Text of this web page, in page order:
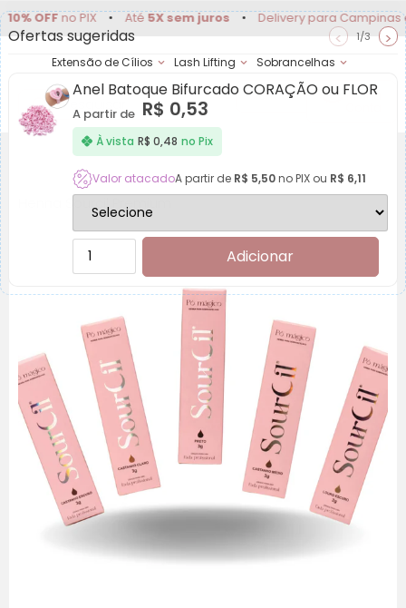
no PIX • Até5X sem juros • Delivery para Campinas e
Extensão de Cílios Lash Lifting Sobrancelhas
Achadinhos Minha
Henna Sourcil Premium
Ofertas sugeridas < 1/3 >
Anel Batoque Bifurcado CORAÇÃO ou FLOR
A partir de R$ 0,53
À vista R$ 0,48 no Pix
Valor atacadoA partir de R$ 5,50no PIX ou R$ 6,11
Adicionar